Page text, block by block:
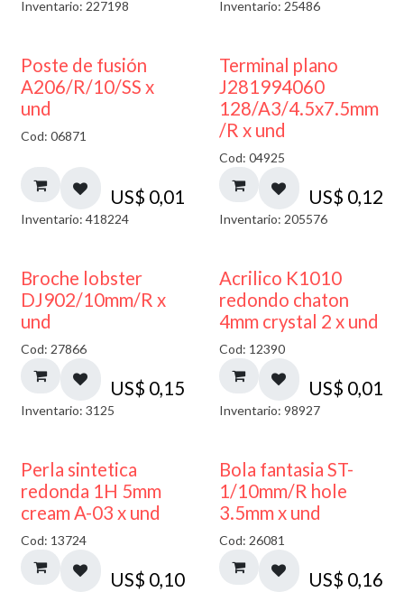
Inventario: 227198 Inventario: 25486
Poste de fusión
A206/R/10/SS x
und
Cod: 06871
US$ 0,01
Inventario: 418224
Terminal plano
J281994060
128/A3/4.5x7.5mm
/R x und
Cod: 04925
US$ 0,12
Inventario: 205576
Broche lobster
DJ902/10mm/R x
und
Cod: 27866
US$ 0,15
Inventario: 3125
50% DESCUENTO
Acrilico K1010
redondo chaton
4mm crystal 2 x und
Cod: 12390
US$ 0,01
Inventario: 98927
Perla sintetica
redonda 1H 5mm
cream A-03 x und
Cod: 13724
US$ 0,10
Bola fantasia ST-
1/10mm/R hole
3.5mm x und
Cod: 26081
US$ 0,16